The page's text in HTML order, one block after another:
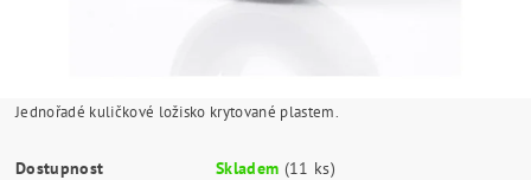
Jednořadé kuličkové ložisko krytované plastem.
Dostupnost Skladem (11 ks)